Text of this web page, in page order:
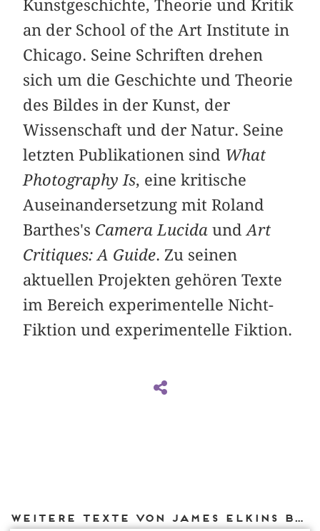
Kunstgeschichte, Theorie und Kritik
an der School of the Art Institute in
Chicago. Seine Schriften drehen
sich um die Geschichte und Theorie
des Bildes in der Kunst, der
Wissenschaft und der Natur. Seine
letzten Publikationen sind What
Photography Is, eine kritische
Auseinandersetzung mit Roland
Barthes's Camera Lucida undArt
Critiques: A Guide. Zu seinen
aktuellen Projekten gehören Texte
im Bereich experimentelle Nicht-
Fiktion und experimentelle Fiktion.
Weitere Texte von James Elkins bei DIAPHANES